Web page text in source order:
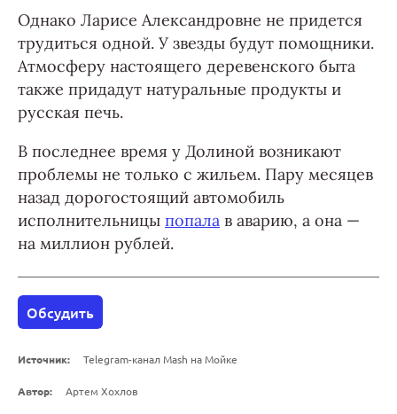
Однако Ларисе Александровне не придется
трудиться одной. У звезды будут помощники.
Атмосферу настоящего деревенского быта
также придадут натуральные продукты и
русская печь.
В последнее время у Долиной возникают
проблемы не только с жильем. Пару месяцев
назад дорогостоящий автомобиль
исполнительницы попала в аварию, а она —
на миллион рублей.
Обсудить
Источник: Telegram-канал Mash на Мойке
Автор: Артем Хохлов